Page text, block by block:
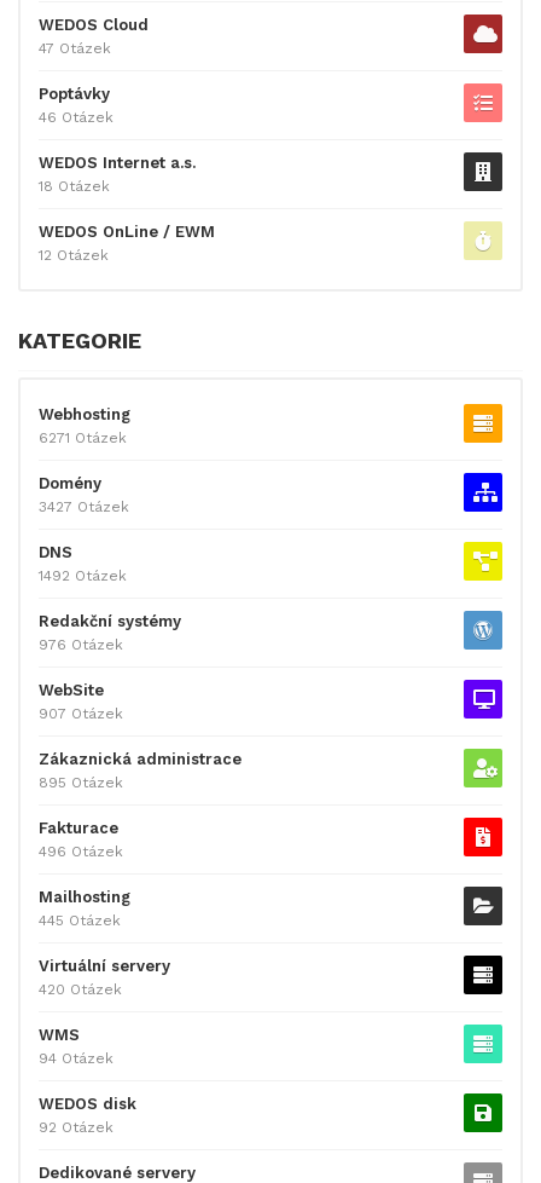
WEDOS Cloud
47 Otázek
Poptávky
46 Otázek
WEDOS Internet a.s.
18 Otázek
WEDOS OnLine / EWM
12 Otázek
KATEGORIE
Webhosting
6271 Otázek
Domény
3427 Otázek
DNS
1492 Otázek
Redakční systémy
976 Otázek
WebSite
907 Otázek
Zákaznická administrace
895 Otázek
Fakturace
496 Otázek
Mailhosting
445 Otázek
Virtuální servery
420 Otázek
WMS
94 Otázek
WEDOS disk
92 Otázek
Dedikované servery